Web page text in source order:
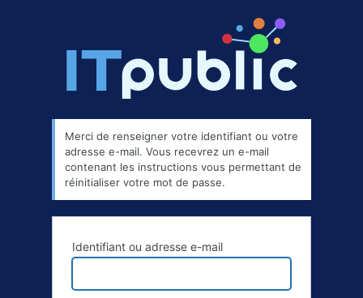
Merci de renseigner votre identifiant ou votre
adresse e-mail. Vous recevrez un e-mail
contenant les instructions vous permettant de
réinitialiser votre mot de passe.
Identifiant ou adresse e-mail